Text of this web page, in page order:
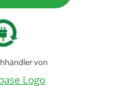
von